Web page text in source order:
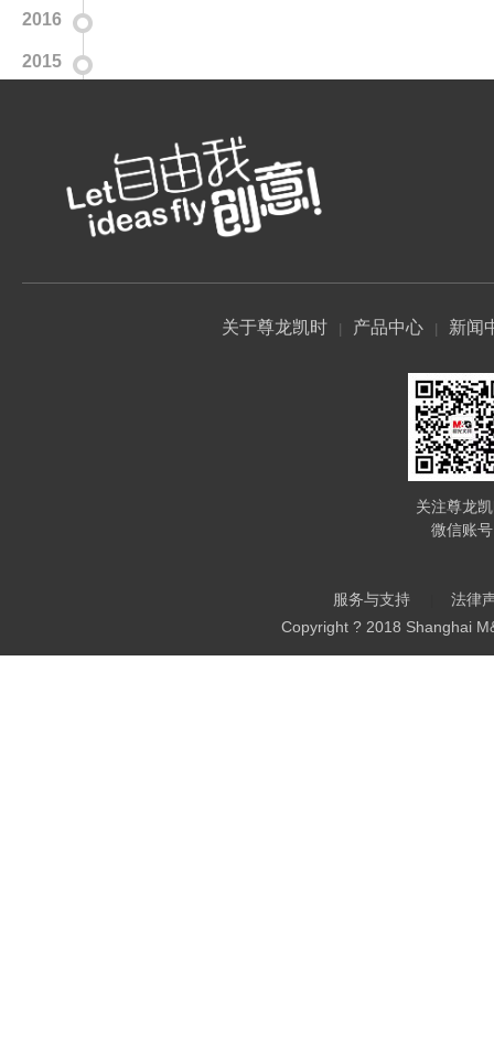
2016
2015
关于尊龙凯时 产品中心 新闻
关注尊龙
微信账号
服务与支持
法律
Copyright ? 2018 Shanghai